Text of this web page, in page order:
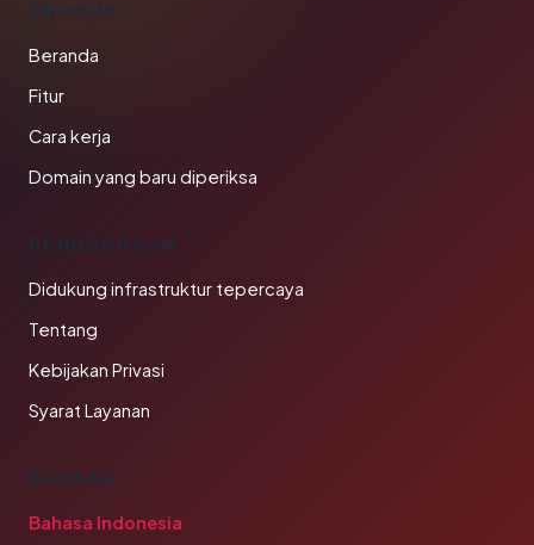
PRODUK
Beranda
Fitur
Cara kerja
Domain yang baru diperiksa
PERUSAHAAN
Didukung infrastruktur tepercaya
Tentang
Kebijakan Privasi
Syarat Layanan
BAHASA
Bahasa Indonesia